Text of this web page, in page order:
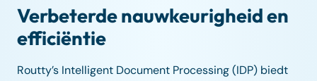
Verbeterde nauwkeurigheid en
efficiëntie
Routty’s Intelligent Document Processing (IDP) biedt